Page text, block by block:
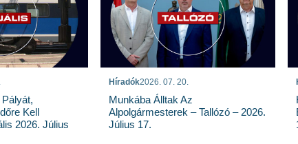
Kell
2026. Július
Híradók2026. 07. 20.
Munkába Álltak Az
Alpolgármesterek – Tallózó – 2026.
Július 17.